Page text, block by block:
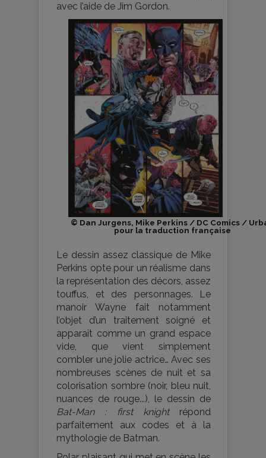
avec l’aide de Jim Gordon.
© Dan Jurgens, Mike Perkins / DC Comics /
pour la traduction française
Le dessin assez classique de Mike
Perkins opte pour un réalisme dans
la représentation des décors, assez
touffus, et des personnages. Le
manoir Wayne fait notamment
l’objet d’un traitement soigné et
apparaît comme un grand espace
vide, que vient simplement
combler une jolie actrice… Avec ses
nombreuses scènes de nuit et sa
colorisation sombre (noir, bleu nuit,
nuances de rouge...), le dessin de
Bat-Man : first knightrépond
parfaitement aux codes et à la
mythologie de Batman.